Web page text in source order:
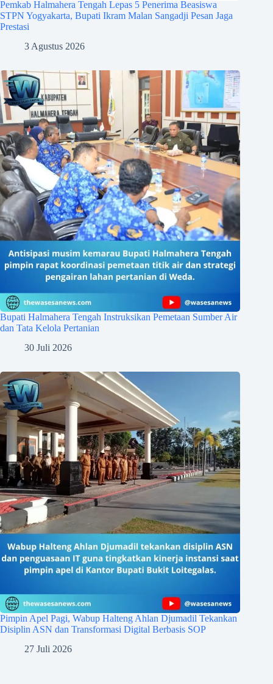
Pemkab Halmahera Tengah Lepas 5 Penerima Beasiswa
STPN Yogyakarta, Bupati Ikram Malan Sangadji Pesan Jaga
Prestasi
3 Agustus 2026
Bupati Halmahera Tengah Instruksikan Pemetaan Sumber Air
dan Tata Kelola Pertanian
30 Juli 2026
Pimpin Apel Pagi, Wabup Halteng Ahlan Djumadil Tekankan
Disiplin ASN dan Transformasi Digital Berbasis SOP
27 Juli 2026